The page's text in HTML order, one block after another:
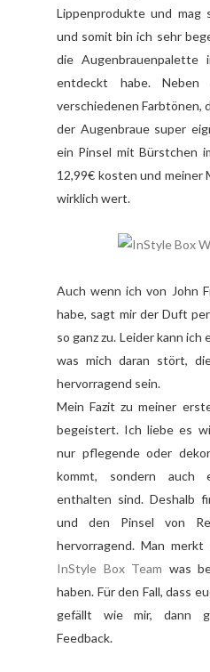
Lippenprodukte und
und somit bin ich sehr
die
entdeckt habe.
verschiedenen Farbtönen,
der Augenbraue super
ein Pinsel mit Bürstchen
12,99€ kosten und meiner
wirklich wert.
Auch wenn ich von John
habe, sagt mir der Duft
so ganz zu. Leider kann
was mich daran stört,
hervorragend sein.
Mein Fazit zu meiner
begeistert. Ich liebe es
nur pflegende oder
kommt, sondern auch
enthalten sind. Deshalb
und den Pinsel von
hervorragend. Man
InStyle Box Team was
haben. Für den Fall, dass
gefällt wie mir, dann
Feedback.